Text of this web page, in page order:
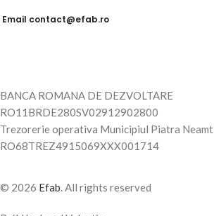
Email contact@efab.ro
BANCA ROMANA DE DEZVOLTARE
RO11BRDE280SV02912902800
Trezorerie operativa Municipiul Piatra Neamt
RO68TREZ4915069XXX001714
© 2026 Efab. All rights reserved